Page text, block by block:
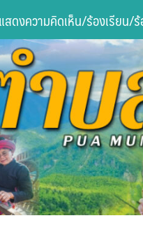
แสดงความคิดเห็น/ร้องเรียน/